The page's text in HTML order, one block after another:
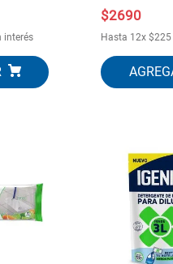
interés
$2690
Hasta 12x$225